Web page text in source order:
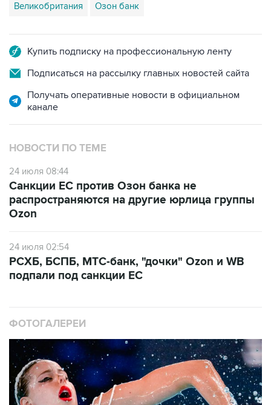
Великобритания Озон банк
Купить подписку на профессиональную ленту
Подписаться на рассылку главных новостей сайта
Получать оперативные новости в официальном
канале
НОВОСТИ ПО ТЕМЕ
24 июля 08:44
Санкции ЕС против Озон банка не
распространяются на другие юрлица группы
Ozon
24 июля 02:54
РСХБ, БСПБ, МТС-банк, "дочки" Ozon и WB
подпали под санкции ЕС
ФОТОГАЛЕРЕИ